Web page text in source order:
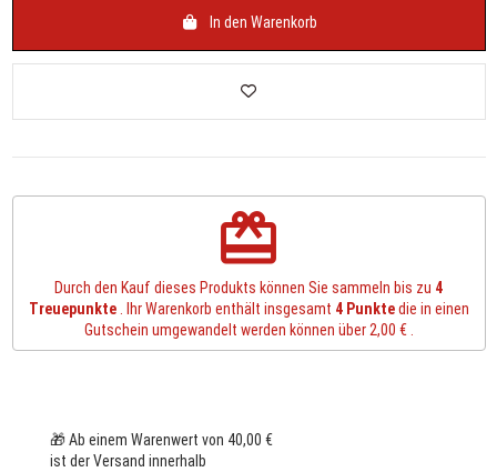
In den Warenkorb
redeem
Durch den Kauf dieses Produkts können Sie sammeln bis zu 4
Treuepunkte. Ihr Warenkorb enthält insgesamt 4Punktedie in einen
Gutschein umgewandelt werden können über 2,00 €.
🎁 Ab einem Warenwert von 40,00 €
ist der Versand innerhalb